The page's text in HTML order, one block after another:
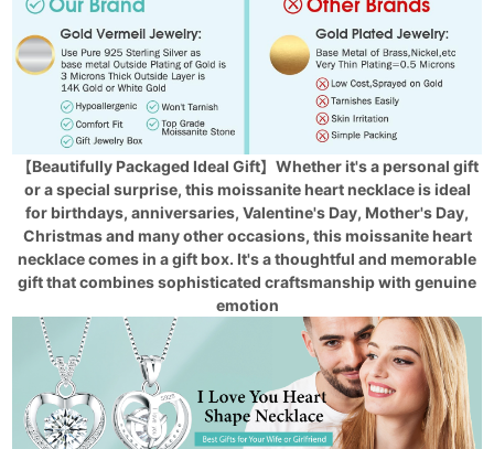
【Beautifully Packaged Ideal Gift】Whether it's a personal gift
or a special surprise, this moissanite heart necklace is ideal
for birthdays, anniversaries, Valentine's Day, Mother's Day,
Christmas and many other occasions, this moissanite heart
necklace comes in a gift box. It's a thoughtful and memorable
gift that combines sophisticated craftsmanship with genuine
emotion